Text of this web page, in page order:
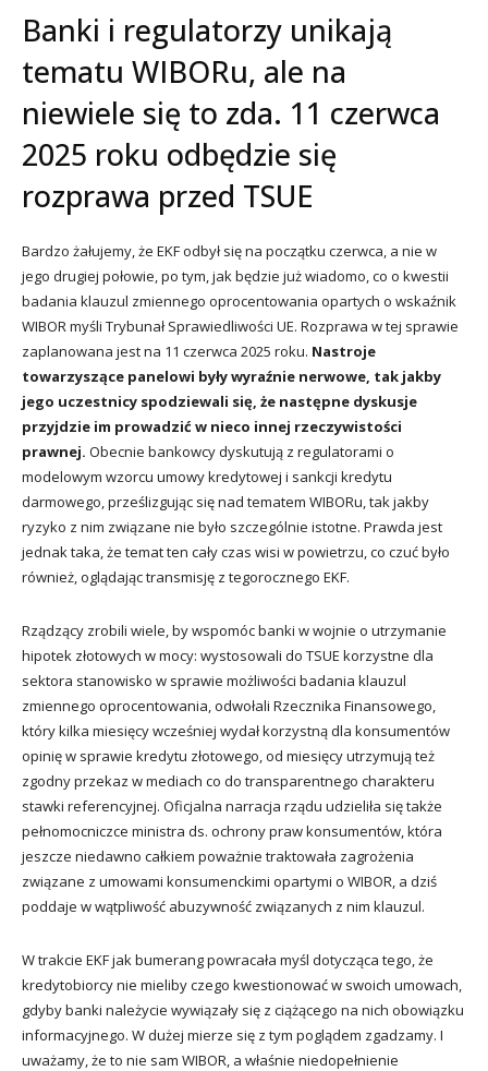
Banki i regulatorzy unikają
tematu WIBORu, ale na
niewiele się to zda. 11 czerwca
2025 roku odbędzie się
rozprawa przed TSUE
Bardzo żałujemy, że EKF odbył się na początku czerwca, a nie w
jego drugiej połowie, po tym, jak będzie już wiadomo, co o kwestii
badania klauzul zmiennego oprocentowania opartych o wskaźnik
WIBOR myśli Trybunał Sprawiedliwości UE. Rozprawa w tej sprawie
zaplanowana jest na 11 czerwca 2025 roku. Nastroje
towarzyszące panelowi były wyraźnie nerwowe, tak jakby
jego uczestnicy spodziewali się, że następne dyskusje
przyjdzie im prowadzić w nieco innej rzeczywistości
prawnej. Obecnie bankowcy dyskutują z regulatorami o
modelowym wzorcu umowy kredytowej i sankcji kredytu
darmowego, prześlizgując się nad tematem WIBORu, tak jakby
ryzyko z nim związane nie było szczególnie istotne. Prawda jest
jednak taka, że temat ten cały czas wisi w powietrzu, co czuć było
również, oglądając transmisję z tegorocznego EKF.
Rządzący zrobili wiele, by wspomóc banki w wojnie o utrzymanie
hipotek złotowych w mocy: wystosowali do TSUE korzystne dla
sektora stanowisko w sprawie możliwości badania klauzul
zmiennego oprocentowania, odwołali Rzecznika Finansowego,
który kilka miesięcy wcześniej wydał korzystną dla konsumentów
opinię w sprawie kredytu złotowego, od miesięcy utrzymują też
zgodny przekaz w mediach co do transparentnego charakteru
stawki referencyjnej. Oficjalna narracja rządu udzieliła się także
pełnomocniczce ministra ds. ochrony praw konsumentów, która
jeszcze niedawno całkiem poważnie traktowała zagrożenia
związane z umowami konsumenckimi opartymi o WIBOR, a dziś
poddaje w wątpliwość abuzywność związanych z nim klauzul.
W trakcie EKF jak bumerang powracała myśl dotycząca tego, że
kredytobiorcy nie mieliby czego kwestionować w swoich umowach,
gdyby banki należycie wywiązały się z ciążącego na nich obowiązku
informacyjnego. W dużej mierze się z tym poglądem zgadzamy. I
uważamy, że to nie sam WIBOR, a właśnie niedopełnienie